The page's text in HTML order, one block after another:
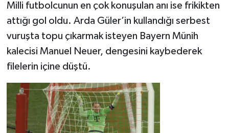
Milli futbolcunun en çok konuşulan anı ise frikikten
attığı gol oldu. Arda Güler’in kullandığı serbest
vuruşta topu çıkarmak isteyen Bayern Münih
kalecisi Manuel Neuer, dengesini kaybederek
filelerin içine düştü.